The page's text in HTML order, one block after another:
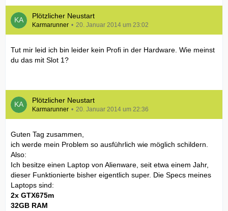
Plötzlicher Neustart
Karmarunner 20. Januar 2014 um 23:02
Tut mir leid ich bin leider kein Profi in der Hardware. Wie meinst
du das mit Slot 1?
Plötzlicher Neustart
Karmarunner 20. Januar 2014 um 22:36
Guten Tag zusammen,
ich werde mein Problem so ausführlich wie möglich schildern.
Also:
Ich besitze einen Laptop von Alienware, seit etwa einem Jahr,
dieser Funktionierte bisher eigentlich super. Die Specs meines
Laptops sind:
2x GTX675m
32GB RAM